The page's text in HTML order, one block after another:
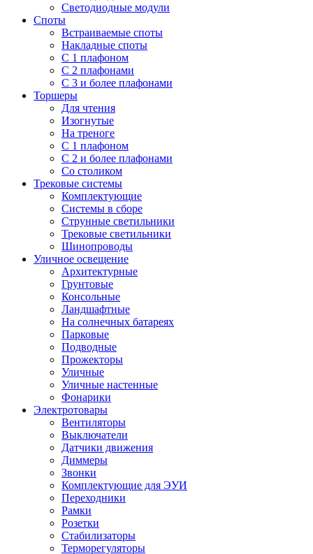
Светодиодные модули
Споты
Встраиваемые споты
Накладные споты
С 1 плафоном
С 2 плафонами
С 3 и более плафонами
Торшеры
Для чтения
Изогнутые
На треноге
С 1 плафоном
С 2 и более плафонами
Со столиком
Трековые системы
Комплектующие
Системы в сборе
Струнные светильники
Трековые светильники
Шинопроводы
Уличное освещение
Архитектурные
Грунтовые
Консольные
Ландшафтные
На солнечных батареях
Парковые
Подводные
Прожекторы
Уличные
Уличные настенные
Фонарики
Электротовары
Вентиляторы
Выключатели
Датчики движения
Диммеры
Звонки
Комплектующие для ЭУИ
Переходники
Рамки
Розетки
Стабилизаторы
Терморегуляторы